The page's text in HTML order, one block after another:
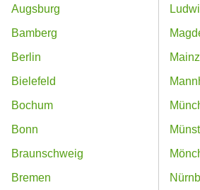
Augsburg
Bamberg
Berlin
Bielefeld
Bochum
Bonn
Braunschweig
Bremen
Mainz